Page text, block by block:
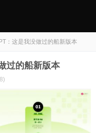
：这是我没做过的船新版本
过的船新版本